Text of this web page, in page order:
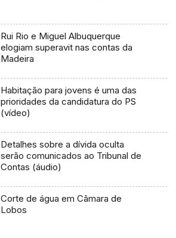
Rui Rio e Miguel Albuquerque
elogiam superavit nas contas da
Madeira
Habitação para jovens é uma das
prioridades da candidatura do PS
(vídeo)
Detalhes sobre a dívida oculta
serão comunicados ao Tribunal de
Contas (áudio)
Corte de água em Câmara de
Lobos